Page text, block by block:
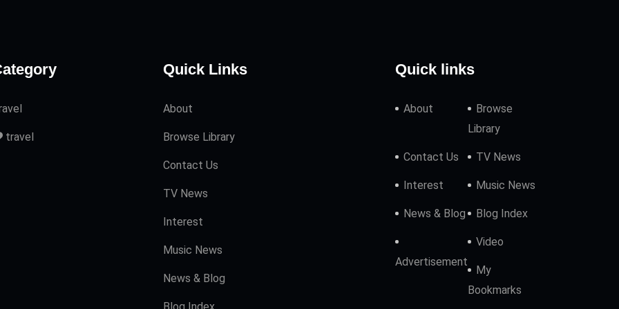
travel
Quick Links
About
Browse Library
Contact Us
TV News
Interest
Music News
News & Blog
Quick links
About
Browse
Library
Contact Us TV News
Interest Music News
News & Blog Blog Index
Advertisement
Video
My
Bookmarks